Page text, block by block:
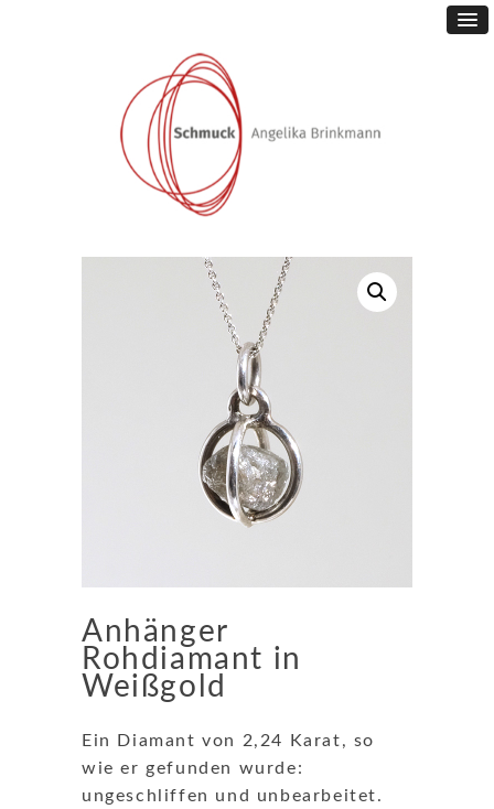
Anhänger
Rohdiamant in
Weißgold
Ein Diamant von 2,24 Karat, so
wie er gefunden wurde:
ungeschliffen und unbearbeitet.